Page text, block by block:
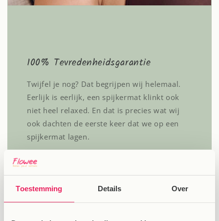
Toestemming Details Over
100% Tevredenheidsgarantie
Twijfel je nog? Dat begrijpen wij helemaal.
Eerlijk is eerlijk, een spijkermat klinkt ook
niet heel relaxed. En dat is precies wat wij
ook dachten de eerste keer dat we op een
spijkermat lagen.
ontspanning op de spijkermat kan ervaren
van de proefperiode!